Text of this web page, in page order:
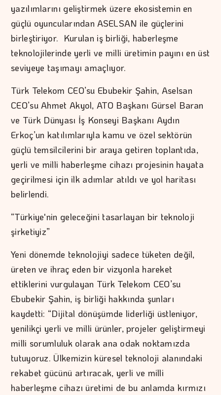
yazılımlarını geliştirmek üzere ekosistemin en
güçlü oyuncularından ASELSAN ile güçlerini
birleştiriyor. Kurulan iş birliği, haberleşme
teknolojilerinde yerli ve milli üretimin payını en üst
seviyeye taşımayı amaçlıyor.
Türk Telekom CEO’su Ebubekir Şahin, Aselsan
CEO’su Ahmet Akyol, ATO Başkanı Gürsel Baran
ve Türk Dünyası İş Konseyi Başkanı Aydın
Erkoç’un katılımlarıyla kamu ve özel sektörün
güçlü temsilcilerini bir araya getiren toplantıda,
yerli ve milli haberleşme cihazı projesinin hayata
geçirilmesi için ilk adımlar atıldı ve yol haritası
belirlendi.
“Türkiye'nin geleceğini tasarlayan bir teknoloji
şirketiyiz”
Yeni dönemde teknolojiyi sadece tüketen değil,
üreten ve ihraç eden bir vizyonla hareket
ettiklerini vurgulayan Türk Telekom CEO’su
Ebubekir Şahin, iş birliği hakkında şunları
kaydetti: “Dijital dönüşümde liderliği üstleniyor,
yenilikçi yerli ve milli ürünler, projeler geliştirmeyi
milli sorumluluk olarak ana odak noktamızda
tutuyoruz. Ülkemizin küresel teknoloji alanındaki
rekabet gücünü artıracak, yerli ve milli
haberleşme cihazı üretimi de bu anlamda kırmızı